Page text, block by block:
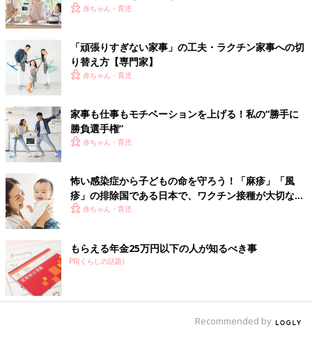
業務はもちろんのこと、個人的な予定もすべて公開することで、
周囲も協力しやすくなります。
「予定や業務の『見える化』はとても大切です。管理職時代、私
はスケジュールのソフトを使い、全員に自分の予定を公開してい
ました。どうしても早く帰宅する必要があるときは、『絶対帰る
（学校）』など具体的に記入を。早めに帰りたいけれど、状況し
だいにで仕事を入れられるときは『できれば帰りたいな～』と軽
めに書いていました。すると、周囲にも伝わりやすく、協力も得
やすくなります」（櫻木さん）
すべてを全力でこなすのではなく、大事なことは大切にし、それ
以外は省くことで、効率化できます。まず、自分の軸を明確にし
て、問題を解決しましょう。そうすることで、本当に求めている
ことを手に入れられるでしょう。
お話・監修／櫻木友紀さん 取材・文／齋田多恵、ひよこクラブ
編集部
赤ちゃん・育児
「頑張りすぎない家事」の工夫・ラクチン家事への切
り替え方【専門家】
赤ちゃん・育児
家事も仕事もモチベーションを上げる！私の“勝手に
勝負選手権”
赤ちゃん・育児
怖い感染症から子どもの命を守ろう！「麻疹」「風
疹」の排除国である日本で、ワクチン接種が大切な理
由とは？【小児科医】
赤ちゃん・育児
もらえる年金25万円以下の人が知るべき事
PR(くらしの話題)
Recommended by